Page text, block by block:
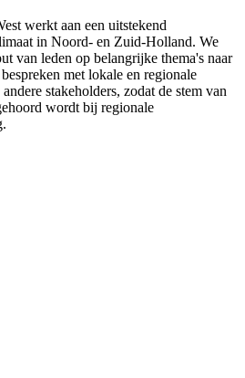
werkt aan een uitstekend
in Noord- en Zuid-Holland. We
van leden op belangrijke thema's naar
met lokale en regionale
stakeholders, zodat de stem van
wordt bij regionale